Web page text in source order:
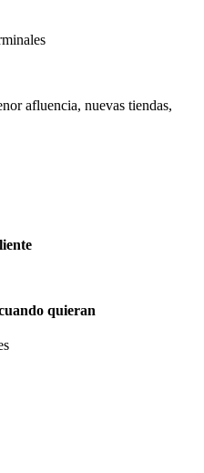
afluencia, nuevas tiendas,
quieran